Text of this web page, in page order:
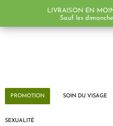
PROMOTION SOIN DU VISAGE
SEXUALITÉ
LIVRAISON EN
Sauf les